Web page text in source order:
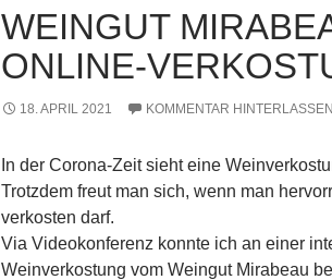
WEINGUT
ONLINE-
18. APRIL 2021 KOMMENTAR HINTERLASSEN
In der Corona-Zeit sieht eine
Trotzdem freut man sich, wenn man
verkosten darf.
Via Videokonferenz konnte ich an einer
Weinverkostung vom Weingut Mirabeau